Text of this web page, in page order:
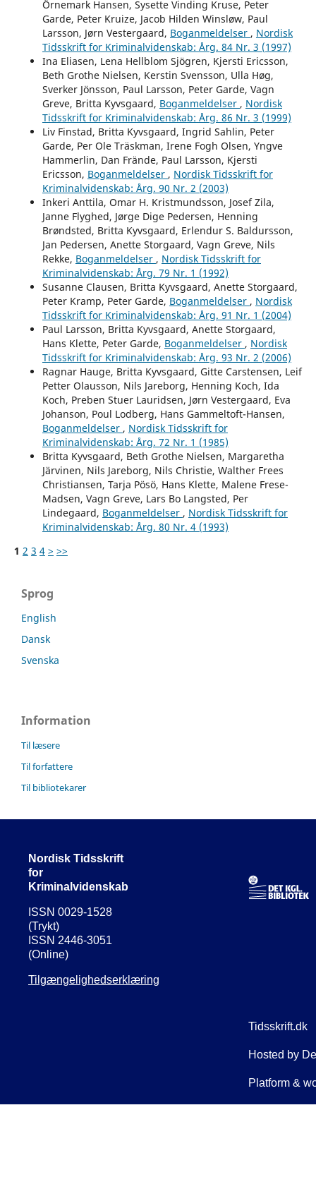
Örnemark Hansen, Sysette Vinding Kruse, Peter
Garde, Peter Kruize, Jacob Hilden Winsløw, Paul
Larsson, Jørn Vestergaard, Boganmeldelser , Nordisk
Tidsskrift for Kriminalvidenskab: Årg. 84 Nr. 3 (1997)
Ina Eliasen, Lena Hellblom Sjögren, Kjersti Ericsson,
Beth Grothe Nielsen, Kerstin Svensson, Ulla Høg,
Sverker Jönsson, Paul Larsson, Peter Garde, Vagn
Greve, Britta Kyvsgaard, Boganmeldelser , Nordisk
Tidsskrift for Kriminalvidenskab: Årg. 86 Nr. 3 (1999)
Liv Finstad, Britta Kyvsgaard, Ingrid Sahlin, Peter
Garde, Per Ole Träskman, Irene Fogh Olsen, Yngve
Hammerlin, Dan Frände, Paul Larsson, Kjersti
Ericsson, Boganmeldelser , Nordisk Tidsskrift for
Kriminalvidenskab: Årg. 90 Nr. 2 (2003)
Inkeri Anttila, Omar H. Kristmundsson, Josef Zila,
Janne Flyghed, Jørge Dige Pedersen, Henning
Brøndsted, Britta Kyvsgaard, Erlendur S. Baldursson,
Jan Pedersen, Anette Storgaard, Vagn Greve, Nils
Rekke, Boganmeldelser , Nordisk Tidsskrift for
Kriminalvidenskab: Årg. 79 Nr. 1 (1992)
Susanne Clausen, Britta Kyvsgaard, Anette Storgaard,
Peter Kramp, Peter Garde, Boganmeldelser , Nordisk
Tidsskrift for Kriminalvidenskab: Årg. 91 Nr. 1 (2004)
Paul Larsson, Britta Kyvsgaard, Anette Storgaard,
Hans Klette, Peter Garde, Boganmeldelser , Nordisk
Tidsskrift for Kriminalvidenskab: Årg. 93 Nr. 2 (2006)
Ragnar Hauge, Britta Kyvsgaard, Gitte Carstensen, Leif
Petter Olausson, Nils Jareborg, Henning Koch, Ida
Koch, Preben Stuer Lauridsen, Jørn Vestergaard, Eva
Johanson, Poul Lodberg, Hans Gammeltoft-Hansen,
Boganmeldelser , Nordisk Tidsskrift for
Kriminalvidenskab: Årg. 72 Nr. 1 (1985)
Britta Kyvsgaard, Beth Grothe Nielsen, Margaretha
Järvinen, Nils Jareborg, Nils Christie, Walther Frees
Christiansen, Tarja Pösö, Hans Klette, Malene Frese-
Madsen, Vagn Greve, Lars Bo Langsted, Per
Lindegaard, Boganmeldelser , Nordisk Tidsskrift for
Kriminalvidenskab: Årg. 80 Nr. 4 (1993)
1 2 3 4 > >>
Sprog
English
Dansk
Svenska
Information
Til læsere
Til forfattere
Til bibliotekarer
Nordisk Tidsskrift
for
Kriminalvidenskab
ISSN 0029-1528
(Trykt)
ISSN 2446-3051
(Online)
Tilgængelighedserklæring